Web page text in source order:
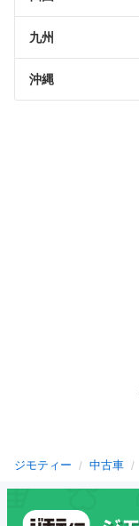
九州
沖縄
ジモティー 中古車